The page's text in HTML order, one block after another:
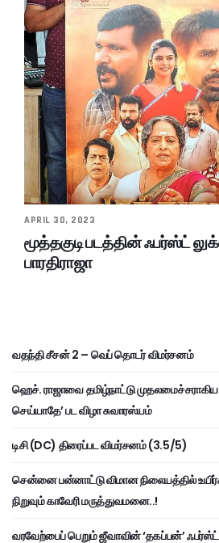
APRIL 30, 2023
மூத்தகுடி படத்தின் ஃபர்ஸ்ட்
பாரதிராஜா
வதந்தி சீசன் 2 – வெப் தொடர் விமர்சனம்
ஹெச். ராஜாவை தமிழ்நாட்டு
செய்யாதே’ பட விழா சுவாரஸ்யம்
டிசி (DC) திரைப்பட விமர்சனம் (3.5/5)
சென்னை பன்னாட்டு விமான நிலையத்தில்
நிறுவும் காவேரி மருத்துவமனை..!
வரவேற்பைப் பெறும் ஜீவாவின் ‘தகப்பன்’